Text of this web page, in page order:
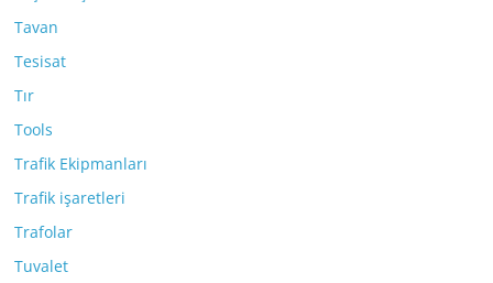
Tavan
Tesisat
Tır
Tools
Trafik Ekipmanları
Trafik işaretleri
Trafolar
Tuvalet